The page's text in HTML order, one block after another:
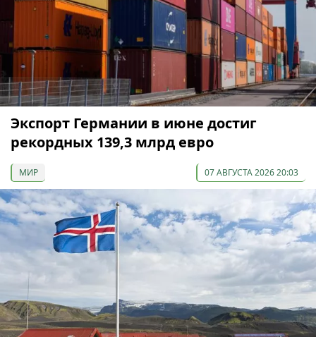
Экспорт Германии в июне достиг
рекордных 139,3 млрд евро
МИР 07 АВГУСТА 2026 20:03